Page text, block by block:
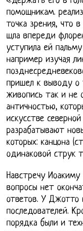
помощникам.
точка зрения, что
шла впереди
уступила ей
например изучая
пришел к выводу о
живопись так и не
античностью,
искусстве
разрабатывают
которых: канцона
одинаковой струк
Навстречу
вопросы нет
ответов. У Джотто
последователей.
порядка были и